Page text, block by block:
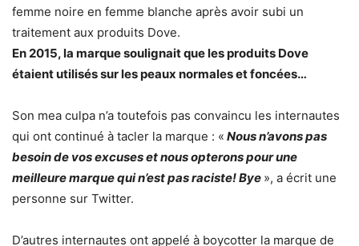
femme noire en femme blanche après avoir subi un
traitement aux produits Dove.
En 2015, la marque soulignait que les produits Dove
étaient utilisés sur les peaux normales et foncées…
Son mea culpa n’a toutefois pas convaincu les internautes
qui ont continué à tacler la marque : « Nous n’avons pas
besoin de vos excuses et nous opterons pour une
meilleure marque qui n’est pas raciste! Bye », a écrit une
personne sur Twitter.
D’autres internautes ont appelé à boycotter la marque de